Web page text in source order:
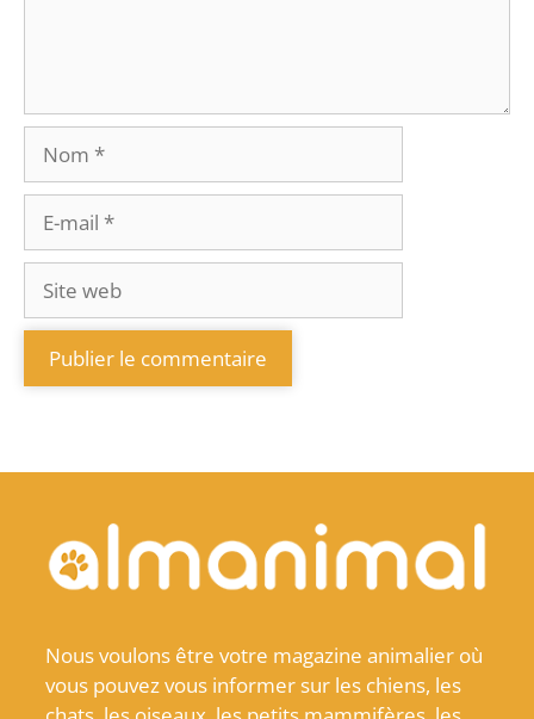
Nous voulons être votre magazine animalier où
vous pouvez vous informer sur les chiens, les